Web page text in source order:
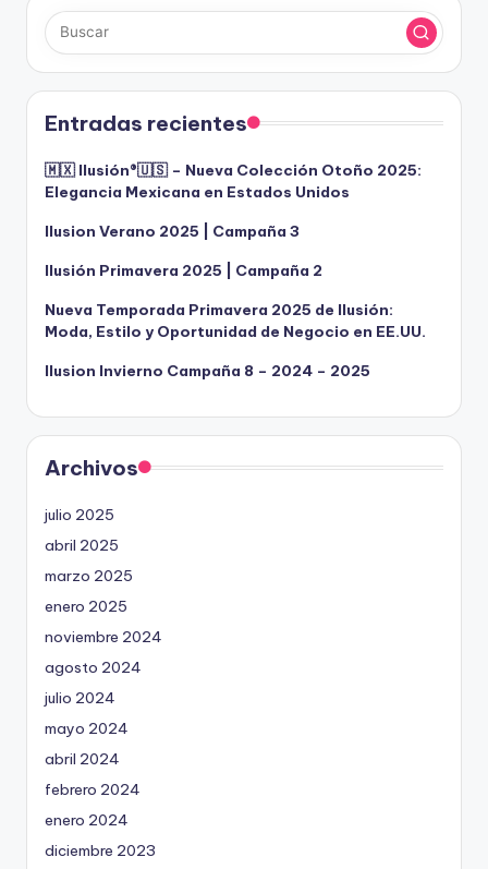
Entradas recientes
🇲🇽 Ilusión®️🇺🇸 – Nueva Colección Otoño 2025:
Elegancia Mexicana en Estados Unidos
Ilusion Verano 2025 | Campaña 3
Ilusión Primavera 2025 | Campaña 2
Nueva Temporada Primavera 2025 de Ilusión:
Moda, Estilo y Oportunidad de Negocio en EE.UU.
Ilusion Invierno Campaña 8 – 2024 – 2025
Archivos
julio 2025
abril 2025
marzo 2025
enero 2025
noviembre 2024
agosto 2024
julio 2024
mayo 2024
abril 2024
febrero 2024
enero 2024
diciembre 2023